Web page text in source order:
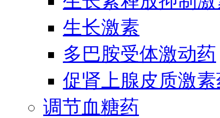
生长激素
多巴胺受体激动药
促肾上腺皮质激
调节血糖药